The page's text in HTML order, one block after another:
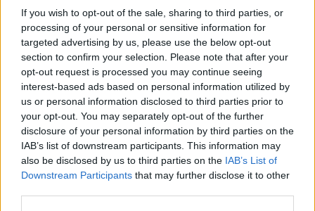
If you wish to opt-out of the sale, sharing to third parties, or
processing of your personal or sensitive information for
targeted advertising by us, please use the below opt-out
section to confirm your selection. Please note that after your
opt-out request is processed you may continue seeing
interest-based ads based on personal information utilized by
us or personal information disclosed to third parties prior to
your opt-out. You may separately opt-out of the further
disclosure of your personal information by third parties on the
IAB’s list of downstream participants. This information may
also be disclosed by us to third parties on the IAB’s List of
Downstream Participants that may further disclose it to other
2
VIIHDEUUTISET
Sääennuste ulottuu nyt
marraskuulle – tältä näyttää